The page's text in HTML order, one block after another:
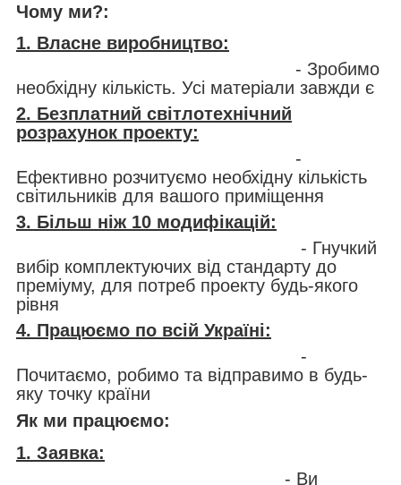
Чому ми?:
1. Власне виробництво:
- Зробимо
необхідну кількість. Усі матеріали завжди є
2. Безплатний світлотехнічний
розрахунок проекту:
-
Ефективно розчитуємо необхідну кількість
світильників для вашого приміщення
3. Більш ніж 10 модифікацій:
- Гнучкий
вибір комплектуючих від стандарту до
преміуму, для потреб проекту будь-якого
рівня
4. Працюємо по всій Україні:
-
Почитаємо, робимо та відправимо в будь-
яку точку країни
Як ми працюємо:
1. Заявка:
- Ви